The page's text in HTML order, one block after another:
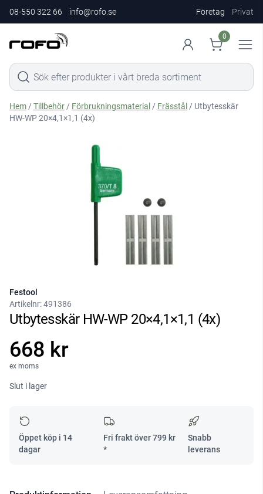
08-550 322 66 info@rofo.se Företag Privat
0
Hem /Tillbehör / Förbrukningsmaterial / Frässtål / Utbytesskär
HW-WP 20×4,1×1,1 (4x)
Festool
Artikelnr:491386
Utbytesskär HW-WP 20×4,1×1,1 (4x)
668 kr
ex moms
Slut i lager
Öppet köp i 14
dagar
Fri frakt över799 kr
*
Snabb
leverans